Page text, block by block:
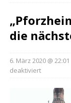
die
6. März 2020 @ 22:01
deaktiviert